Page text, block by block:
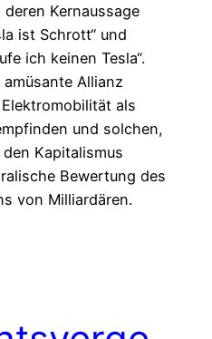
Kernaussage
ist Schrott“ und
ich keinen Tesla“.
Allianz
als
und solchen,
Kapitalismus
Bewertung des
von Milliardären.